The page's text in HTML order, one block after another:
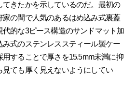
てきたかを示しているのだ。最初の
の間で人気のあるはめ込み式裏蓋
的な3ピース構造のサンドマット加
み式のステンレススティール製ケー
用することで厚さを15.5mm未満に抑
見ても厚く見えないようにしてい